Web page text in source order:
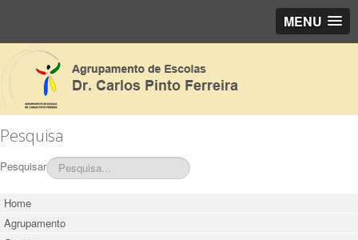
MENU
Pesquisa
Pesquisar
Home
Agrupamento